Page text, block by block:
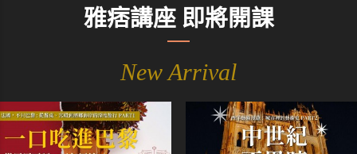
雅痞講座 即將開課
New Arrival